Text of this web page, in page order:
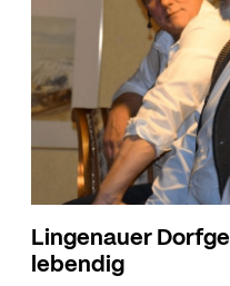
Lingenauer
lebendig